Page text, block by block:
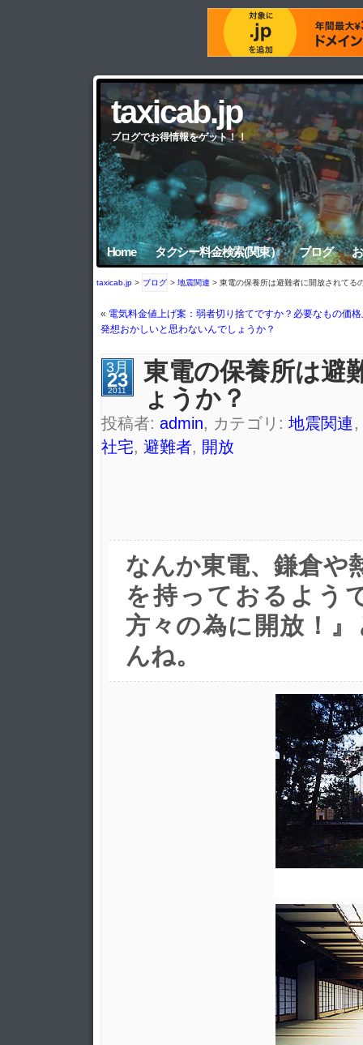
taxicab.jp
ブログでお得情報をゲット！！
Home タクシー料金検索(関東） ブログ
taxicab.jp> ブログ > 地震関連 > 東電の保養所は避難者に開放されてる
« 電気料金値上げ案：弱者切り捨てですか？必要なもの価
発想おかしいと思わないんでしょうか？
3月
23
2011
東電の保養所は避
ょうか？
投稿者:admin, カテゴリ: 地震関連,
社宅, 避難者, 開放
なんか東電、鎌倉や
を持っておるよう
方々の為に開放！
んね。